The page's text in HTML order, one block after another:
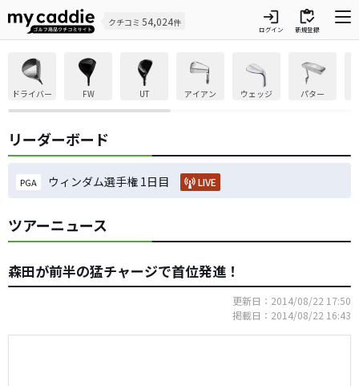
クチコミ 54,024件 login
ログイン
inventory
新規登録
ドライバー FW UT アイアン ウェッジ パター
リーダーボード
PGA ウィンダム選手権 1日目 LIVE
ツアーニュース
森田が前半の猛チャージで首位発進！
更新日：2014/08/22 17:50
掲載日：2014/08/22 16:43